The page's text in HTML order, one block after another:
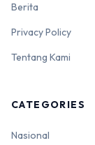
Berita
Privacy Policy
Tentang Kami
CATEGORIES
Nasional